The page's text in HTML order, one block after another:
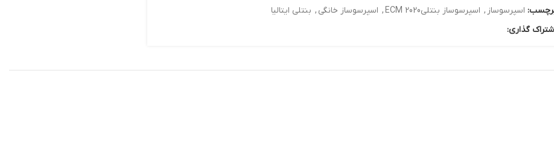
اسپرسوساز , اسپرسوساز بنتلیECM 2020 , اسپرسوساز خانگی , بنتلی ایتالیا
گذاری: